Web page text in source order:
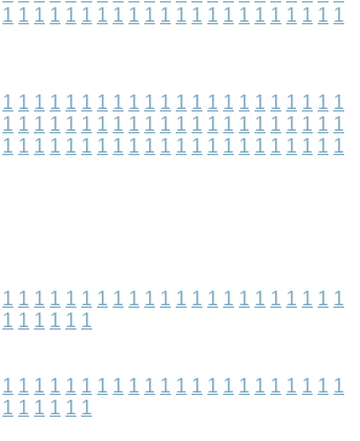
1 1 1 1 1 1 1 1 1 1 1 1 1 1 1 1 1 1 1 1 1 1
1 1 1 1 1 1 1 1 1 1 1 1 1 1 1 1 1 1 1 1 1 1
1 1 1 1 1 1 1 1 1 1 1 1 1 1 1 1 1 1 1 1 1 1
1 1 1 1 1 1 1 1 1 1 1 1 1 1 1 1 1 1 1 1 1 1
1 1 1 1 1 1 1 1 1 1 1 1 1 1 1 1 1 1 1 1 1 1
1 1 1 1 1 1
1 1 1 1 1 1 1 1 1 1 1 1 1 1 1 1 1 1 1 1 1 1
1 1 1 1 1 1